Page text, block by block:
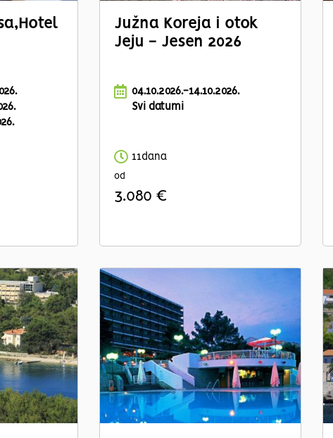
Hotel
Južna Koreja i otok
Jeju - Jesen 2026
04.10.2026.-14.10.2026.
Svi datumi
11dana
od
3.080 €